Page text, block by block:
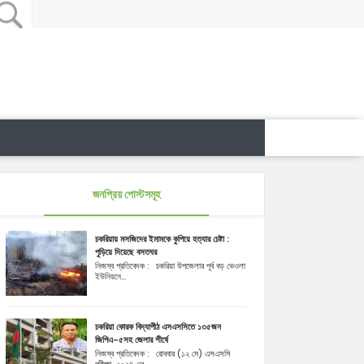
জনপ্রিয় পোস্টসমূহ
চকরিয়ায় মসজিদের ইমামকে কুপিয়ে হত্যার চেষ্টা :
পুড়িয়ে দিয়েছে বসতঘর
নিজস্ব প্রতিবেদক : চকরিয়া উপজেলার পূর্ব বড় ভেওলা
ইউনিয়নে...
চকরিয়া কোরক বিদ্যাপীঠ এসএসসিতে ১৩৫জন
জিপিএ-৫সহ জেলার শীর্ষে
নিজস্ব প্রতিবেদক : রোববার (১২ মে) এসএসসি